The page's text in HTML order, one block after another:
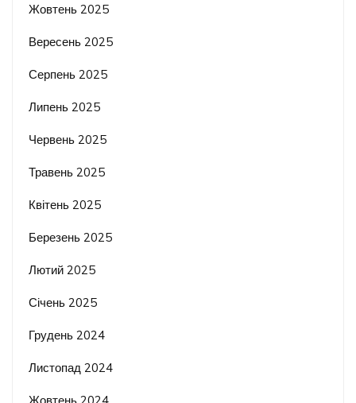
Жовтень 2025
Вересень 2025
Серпень 2025
Липень 2025
Червень 2025
Травень 2025
Квітень 2025
Березень 2025
Лютий 2025
Січень 2025
Грудень 2024
Листопад 2024